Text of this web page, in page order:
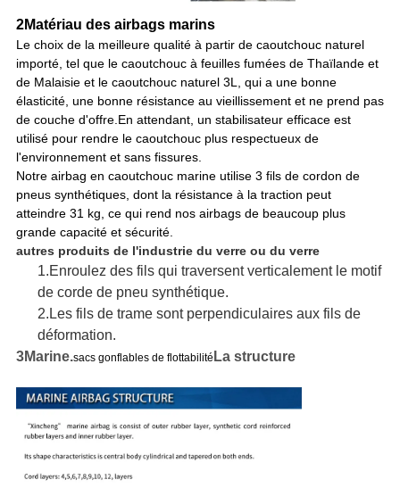
2Matériau des airbags marins
Le choix de la meilleure qualité à partir de caoutchouc naturel
importé, tel que le caoutchouc à feuilles fumées de Thaïlande et
de Malaisie et le caoutchouc naturel 3L, qui a une bonne
élasticité, une bonne résistance au vieillissement et ne prend pas
de couche d'offre.En attendant, un stabilisateur efficace est
utilisé pour rendre le caoutchouc plus respectueux de
l'environnement et sans fissures.
Notre airbag en caoutchouc marine utilise 3 fils de cordon de
pneus synthétiques, dont la résistance à la traction peut
atteindre 31 kg, ce qui rend nos airbags de beaucoup plus
grande capacité et sécurité.
autres produits de l'industrie du verre ou du verre
1.Enroulez des fils qui traversent verticalement le motif
de corde de pneu synthétique.
2. Les fils de trame sont perpendiculaires aux fils de
déformation.
3Marine.sacs gonflables de flottabilité La structure